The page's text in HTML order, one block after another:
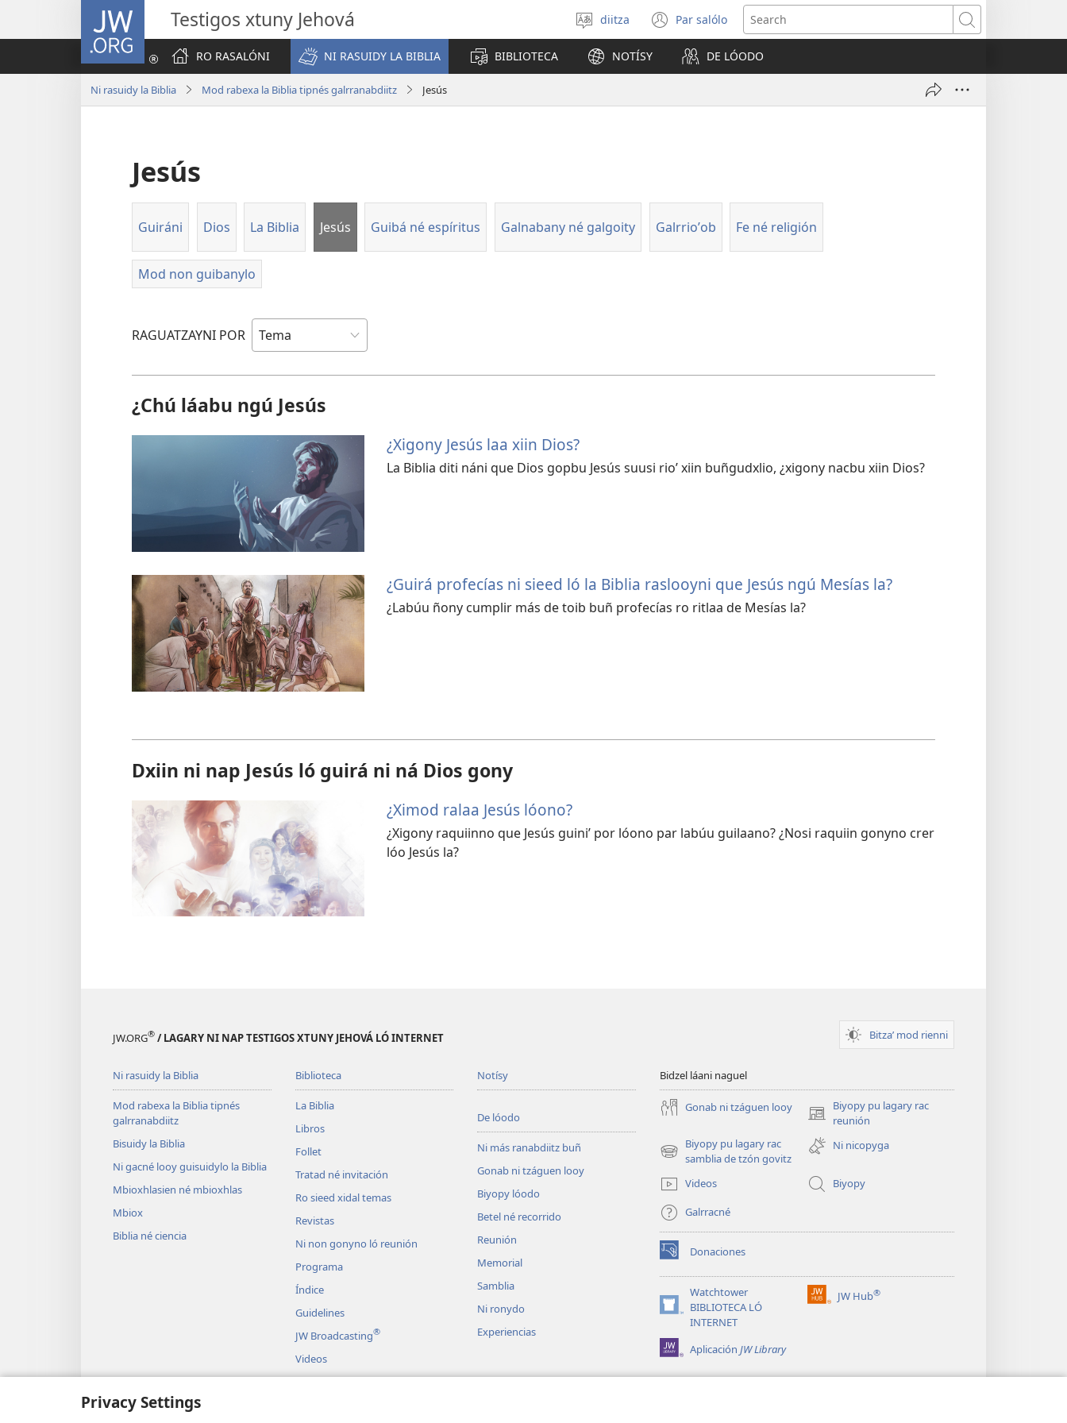
Privacy Settings
JW.ORG Testigos xtuny Jehová
Biloyña
diitz
ni
cayopylo
diitza Par salólo
(opens
new
window)
Search
RO RASALÓNI
NI RASUIDY LA BIBLIA BIBLIOTECA NOTÍSY DE LÓODO
Ni rasuidy la Biblia Mod rabexa la Biblia tipnés galrranabdiitz Jesús
Jesús
Guiráni Dios La Biblia Jesús Guibá né espíritus Galnabany né galgoity Galrrioʼob Fe né religión
Mod non guibanylo
RAGUATZAYNI POR
¿Chú láabu ngú Jesús
¿Xigony Jesús laa xiin Dios?
La Biblia diti náni que Dios gopbu Jesús suusi rioʼ xiin buñgudxlio, ¿xigony nacbu xiin Dios?
¿Guirá profecías ni sieed ló la Biblia raslooyni que Jesús ngú Mesías la?
¿Labúu ñony cumplir más de toib buñ profecías ro ritlaa de Mesías la?
Dxiin ni nap Jesús ló guirá ni ná Dios gony
¿Ximod ralaa Jesús lóono?
¿Xigony raquiinno que Jesús guiniʼ por lóono par labúu guilaano? ¿Nosi raquiin gonyno crer
lóo Jesús la?
JW.ORG® / LAGARY NI NAP TESTIGOS XTUNY JEHOVÁ LÓ INTERNET Bitzaʼ mod rienni
Ni rasuidy la Biblia
Mod rabexa la Biblia tipnés
galrranabdiitz
Bisuidy la Biblia
Ni gacné looy guisuidylo la Biblia
Mbioxhlasien né mbioxhlas
Mbiox
Biblia né ciencia
Biblioteca
La Biblia
Libros
Follet
Tratad né invitación
Ro sieed xidal temas
Revistas
Ni non gonyno ló reunión
Programa
Índice
Guidelines
JW Broadcasting®
Videos
Música
Notísy
De lóodo
Ni más ranabdiitz buñ
Gonab ni tzáguen looy
Biyopy lóodo
Betel né recorrido
Reunión
Memorial
Samblia
Ni ronydo
Experiencias
Bidzel láani naguel
Gonab ni tzáguen looy
Biyopy pu lagary rac
reunión
(opens
new
window)
Biyopy pu lagary rac
samblia de tzón govitz
(opens
window)
Ni nicopyga
Videos
Biyopy
Galrracné
Donaciones
(opens
new
window)Watchtower
BIBLIOTECA LÓ
INTERNET
(opens
window)
JW Hub®
(opens
Aplicación JW Library